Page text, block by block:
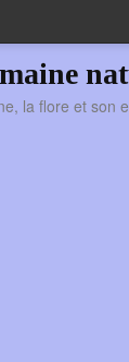
la flore et son